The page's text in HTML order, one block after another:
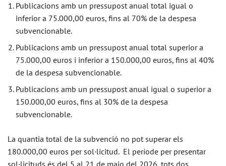
Publicacions amb un pressupost anual total igual o
inferior a 75.000,00 euros, fins al 70% de la despesa
subvencionable.
Publicacions amb un pressupost anual total superior a
75.000,00 euros i inferior a 150.000,00 euros, fins al 40%
de la despesa subvencionable.
Publicacions amb un pressupost anual igual o superior a
150.000,00 euros, fins al 30% de la despesa
subvencionable.
La quantia total de la subvenció no pot superar els
180.000,00 euros per sol·licitud. El període per presentar